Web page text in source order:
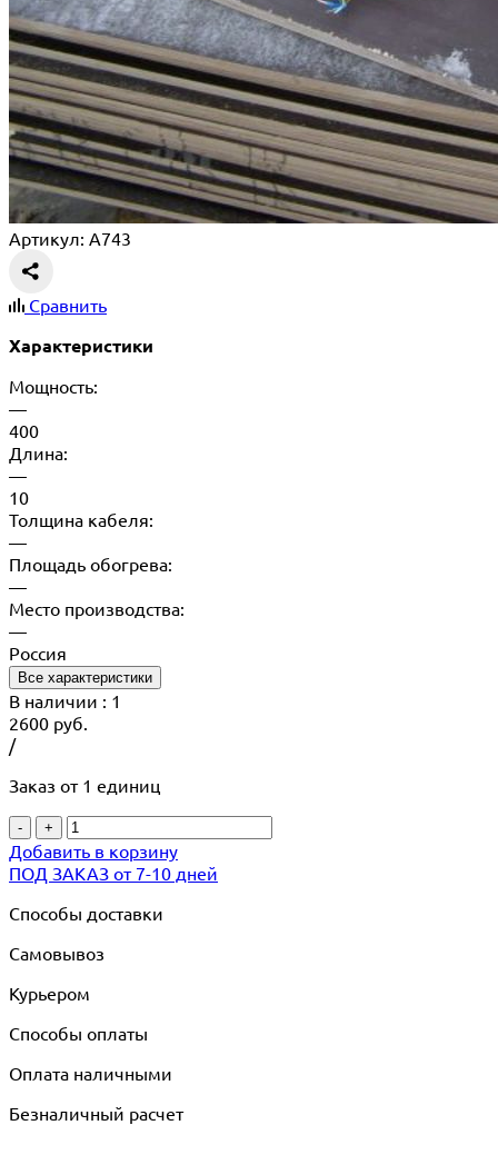
Артикул: A743
Сравнить
Характеристики
Мощность:
—
400
Длина:
—
10
Толщина кабеля:
—
Площадь обогрева:
—
Место производства:
—
Россия
Все характеристики
В наличии : 1
2600 руб.
/
Заказ от 1 единиц
- +
Добавить в корзину
ПОД ЗАКАЗ от 7-10 дней
Способы доставки
Самовывоз
Курьером
Способы оплаты
Оплата наличными
Безналичный расчет